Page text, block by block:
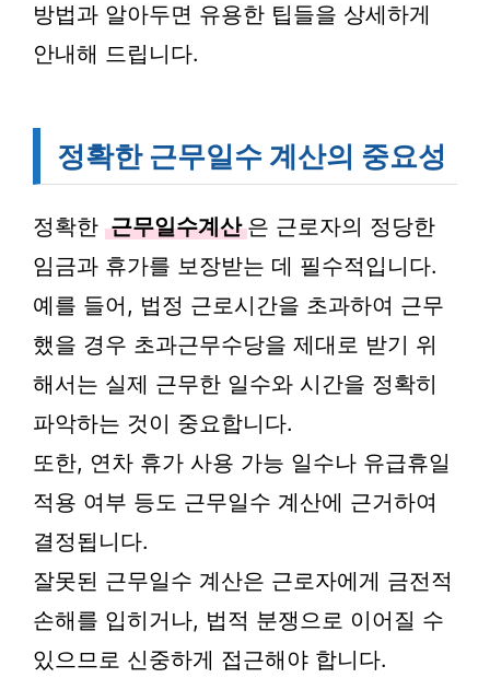
방법과 알아두면 유용한 팁들을 상세하게
안내해 드립니다.
정확한 근무일수 계산의 중요성
정확한 근무일수계산 은 근로자의 정당한
임금과 휴가를 보장받는 데 필수적입니다.
예를 들어, 법정 근로시간을 초과하여 근무
했을 경우 초과근무수당을 제대로 받기 위
해서는 실제 근무한 일수와 시간을 정확히
파악하는 것이 중요합니다.
또한, 연차 휴가 사용 가능 일수나 유급휴일
적용 여부 등도 근무일수 계산에 근거하여
결정됩니다.
잘못된 근무일수 계산은 근로자에게 금전적
손해를 입히거나, 법적 분쟁으로 이어질 수
있으므로 신중하게 접근해야 합니다.